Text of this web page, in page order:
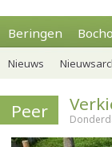
Beringen
Nieuws
Peer